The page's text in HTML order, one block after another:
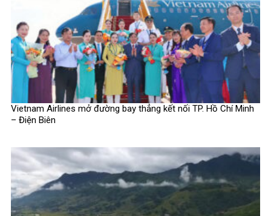
Vietnam Airlines mở đường bay thẳng kết nối TP. Hồ Chí Minh
– Điện Biên